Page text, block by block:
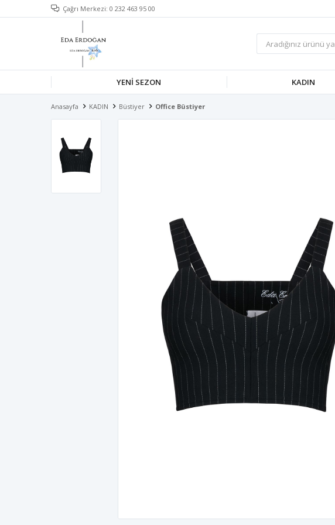
Çağrı Merkezi: 0 232 463 95 00
YENİ SEZON KADIN
Anasayfa KADIN Büstiyer Office Büstiyer